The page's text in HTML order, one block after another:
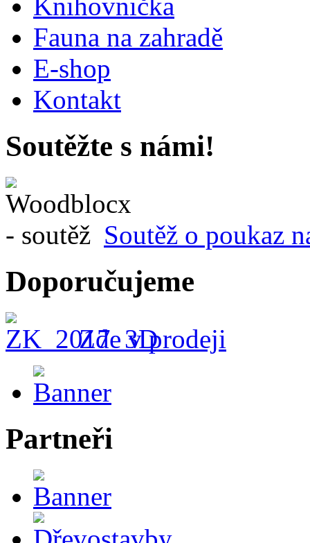
Knihovnička
Fauna na zahradě
E-shop
Kontakt
Soutěžte s námi!
Soutěž o poukaz
Doporučujeme
Zde v prodeji
Partneři